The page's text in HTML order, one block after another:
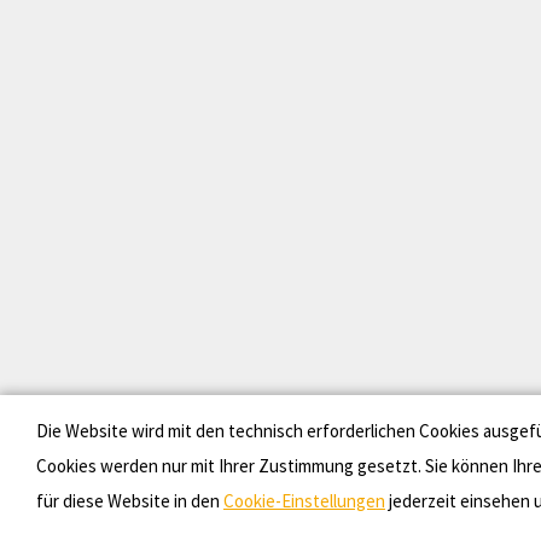
Die Website wird mit den technisch erforderlichen Cookies
Cookies werden nur mit Ihrer Zustimmung gesetzt. Sie können
für diese Website in den Cookie-Einstellungen jederzeit einsehen